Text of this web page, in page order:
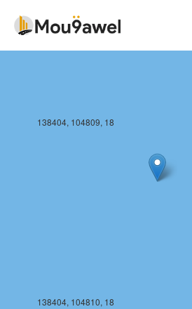
138404, 104809, 18
138404, 104810, 18